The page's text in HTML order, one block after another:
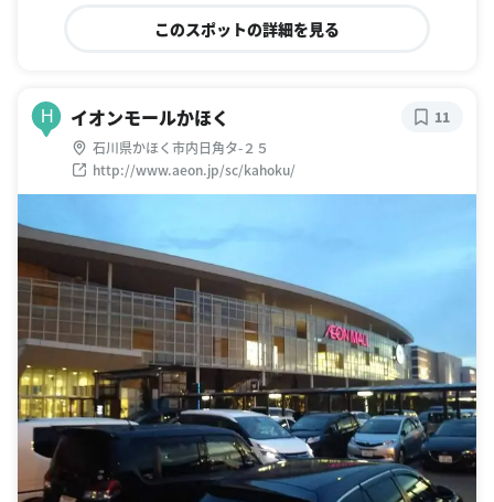
このスポットの詳細を見る
H イオンモールかほく
石川県かほく市内日角タ-２５
http://www.aeon.jp/sc/kahoku/
11